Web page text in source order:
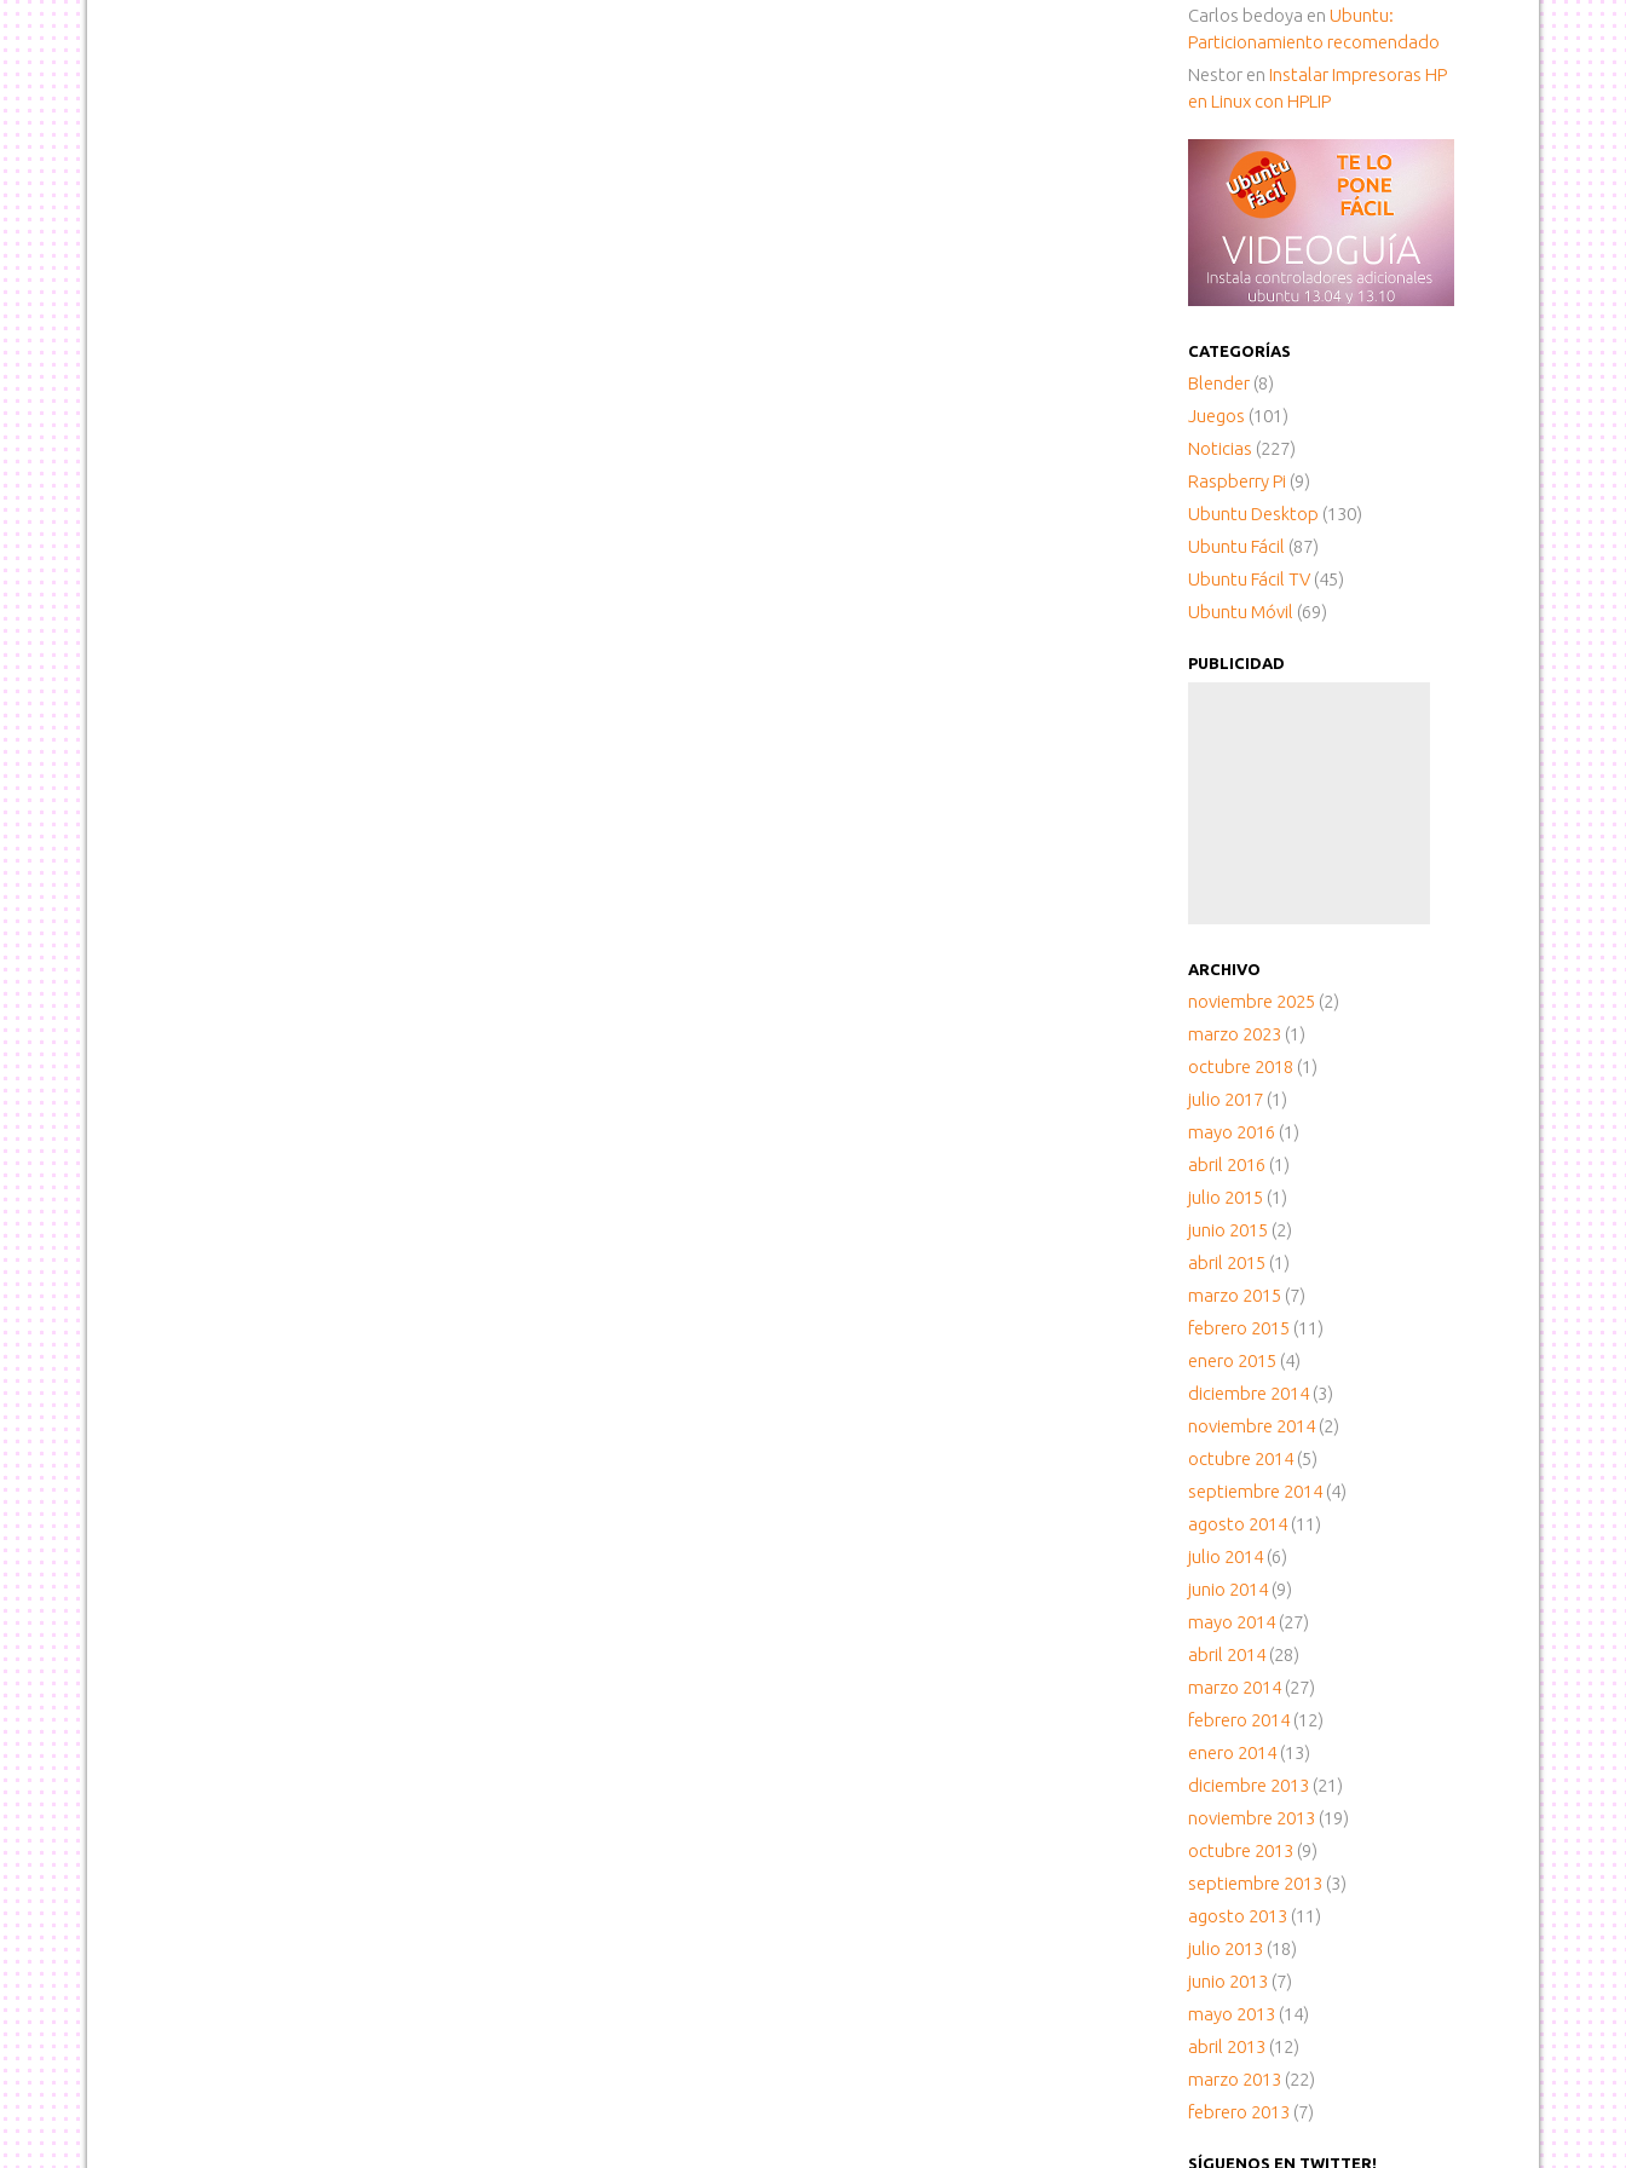
Carlos bedoya en Ubuntu:
Particionamiento recomendado
Nestor en Instalar Impresoras HP
en Linux con HPLIP
CATEGORÍAS
Blender (8)
Juegos (101)
Noticias (227)
Raspberry Pi (9)
Ubuntu Desktop (130)
Ubuntu Fácil (87)
Ubuntu Fácil TV (45)
Ubuntu Móvil (69)
PUBLICIDAD
ARCHIVO
noviembre 2025 (2)
marzo 2023 (1)
octubre 2018 (1)
julio 2017 (1)
mayo 2016 (1)
abril 2016 (1)
julio 2015 (1)
junio 2015 (2)
abril 2015 (1)
marzo 2015 (7)
febrero 2015 (11)
enero 2015 (4)
diciembre 2014(3)
noviembre 2014(2)
octubre 2014(5)
septiembre 2014(4)
agosto 2014(11)
julio 2014(6)
junio 2014(9)
mayo 2014(27)
abril 2014(28)
marzo 2014(27)
febrero 2014(12)
enero 2014(13)
diciembre 2013 (21)
noviembre 2013 (19)
octubre 2013 (9)
septiembre 2013 (3)
agosto 2013 (11)
julio 2013 (18)
junio 2013 (7)
mayo 2013 (14)
abril 2013 (12)
marzo 2013 (22)
febrero 2013 (7)
SÍGUENOS EN TWITTER!